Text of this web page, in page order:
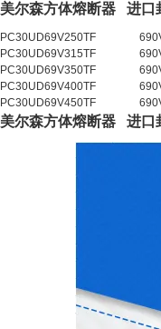
美尔森方体熔断器 进口
PC30UD69V250TF
PC30UD69V315TF
PC30UD69V350TF
PC30UD69V400TF
PC30UD69V450TF
美尔森方体熔断器 进口